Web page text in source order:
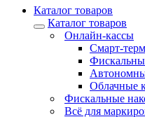
Каталог товаров
Каталог товаров
Онлайн-кассы
Смарт-
Облачные
Фискальные
Всё для